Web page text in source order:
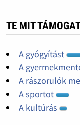
TE MIT
A gyógyítást
A
A rászorulók
A sportot
A kultúrás